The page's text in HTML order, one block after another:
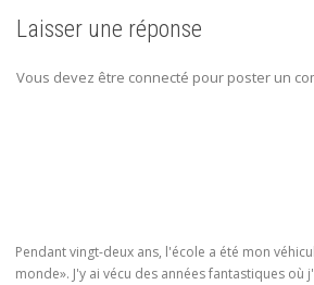
Laisser une réponse
Vous devez être connecté pour poster un
Pendant vingt-deux ans, l'école a été mon
monde». J'y ai vécu des années fantastiques